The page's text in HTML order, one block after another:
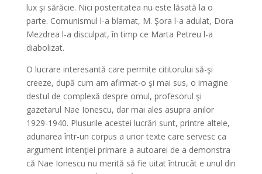
lux şi sărăcie. Nici posteritatea nu este lăsată la o
parte. Comunismul l-a blamat, M. Şora l-a adulat, Dora
Mezdrea l-a disculpat, în timp ce Marta Petreu l-a
diabolizat.
O lucrare interesantă care permite cititorului să-şi
creeze, după cum am afirmat-o şi mai sus, o imagine
destul de complexă despre omul, profesorul şi
gazetarul Nae Ionescu, dar mai ales asupra anilor
1929-1940. Plusurile acestei lucrări sunt, printre altele,
adunarea într-un corpus a unor texte care servesc ca
argument intenţiei primare a autoarei de a demonstra
că Nae Ionescu nu merită să fie uitat întrucât e unul din